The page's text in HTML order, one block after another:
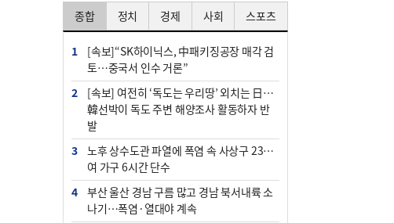
문맥 림프절 담
종합 정치 경제 사회 스포츠
1
[속보]“SK하이닉스, 中패키징공장 매각 검
토…중국서 인수 거론”
2
[속보] 여전히 ‘독도는 우리땅’ 외치는 日…
韓선박이 독도 주변 해양조사 활동하자 반
발
3
노후 상수도관 파열에 폭염 속 사상구 2300
여 가구 6시간 단수
4
부산 울산 경남 구름 많고 경남 북서내륙 소
나기…폭염·열대야 계속